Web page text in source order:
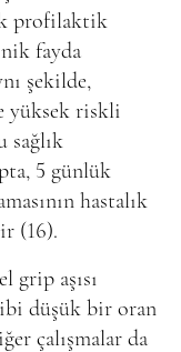
profilaktik
fayda
şekilde,
yüksek riskli
sağlık
5 günlük
hastalık
(16).
grip aşısı
düşük bir oran
çalışmalar da